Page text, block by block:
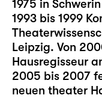
1975 in
1993 bis 1999
Leipzig. Von
Hausregisseur
2005 bis 2007
neuen theater